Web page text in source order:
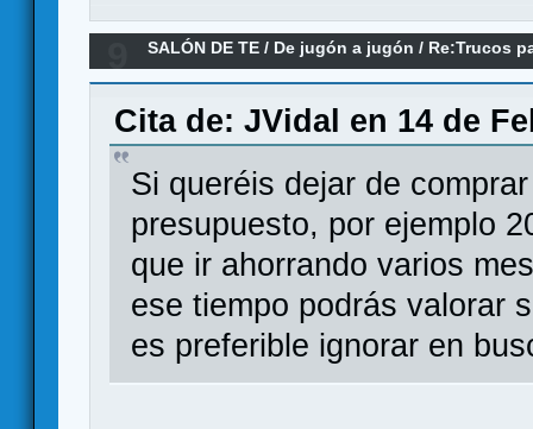
SALÓN DE TE / De jugón a jugón / Re:Trucos
comprar menos juegos
Cita de: JVidal en 14 de
Si queréis dejar de
presupuesto, por ejemplo
que ir ahorrando varios
ese tiempo podrás valorar
es preferible ignorar en